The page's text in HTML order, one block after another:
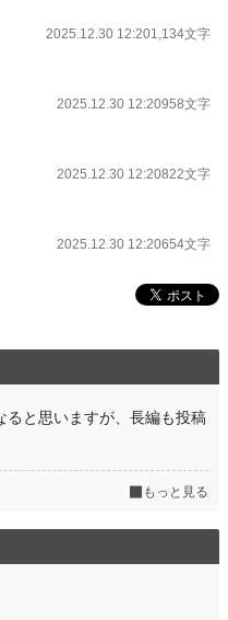
2025.12.30 12:201,134文字
2025.12.30 12:20958文字
2025.12.30 12:20822文字
2025.12.30 12:20654文字
ると思いますが、長編も投稿
もっと見る